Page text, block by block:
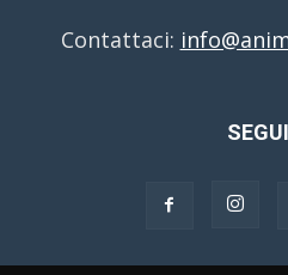
Contattaci: